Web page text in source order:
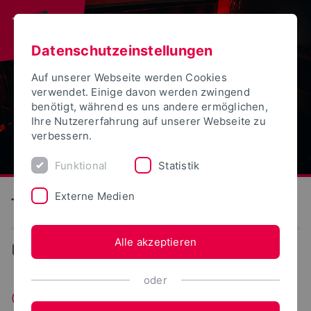
Technische Hochschule Ostwestfalen-Lippe
Citytalk - Studienberatung ohne
Datenschutzeinstellungen
Auf unserer Webseite werden Cookies
verwendet. Einige davon werden zwingend
benötigt, während es uns andere ermöglichen,
Ihre Nutzererfahrung auf unserer Webseite zu
verbessern.
Funktional Statistik
Externe Medien
Alle akzeptieren
oder